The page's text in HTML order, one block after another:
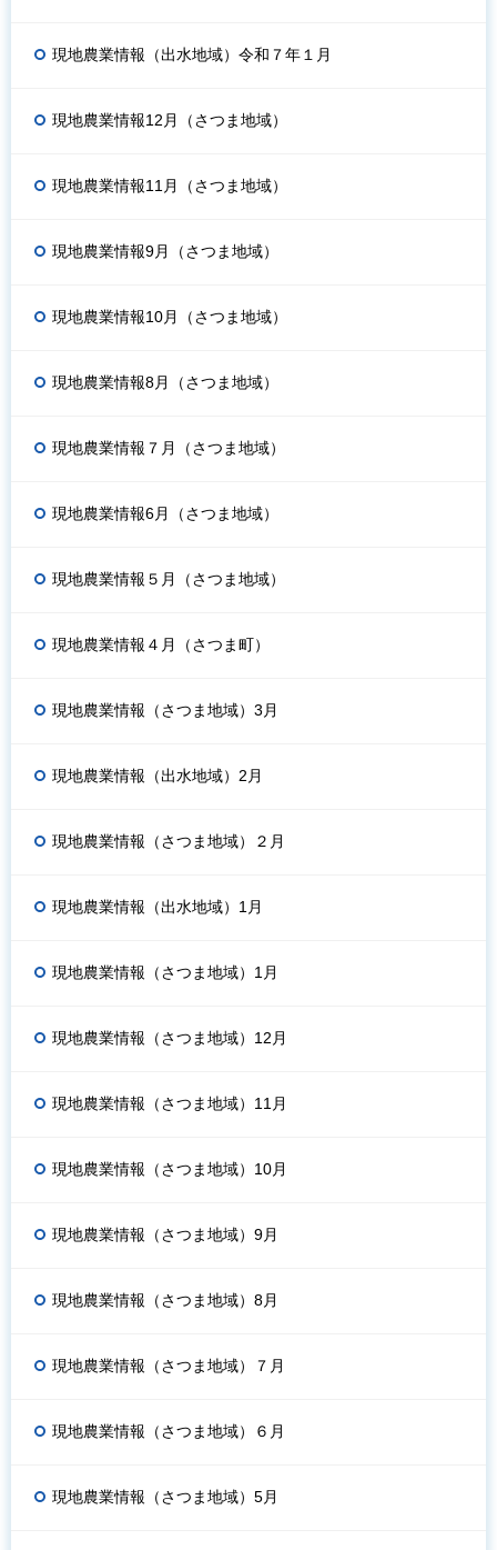
現地農業情報（出水地域）令和７年１月
現地農業情報12月（さつま地域）
現地農業情報11月（さつま地域）
現地農業情報9月（さつま地域）
現地農業情報10月（さつま地域）
現地農業情報8月（さつま地域）
現地農業情報７月（さつま地域）
現地農業情報6月（さつま地域）
現地農業情報５月（さつま地域）
現地農業情報４月（さつま町）
現地農業情報（さつま地域）3月
現地農業情報（出水地域）2月
現地農業情報（さつま地域）２月
現地農業情報（出水地域）1月
現地農業情報（さつま地域）1月
現地農業情報（さつま地域）12月
現地農業情報（さつま地域）11月
現地農業情報（さつま地域）10月
現地農業情報（さつま地域）9月
現地農業情報（さつま地域）8月
現地農業情報（さつま地域）７月
現地農業情報（さつま地域）６月
現地農業情報（さつま地域）5月